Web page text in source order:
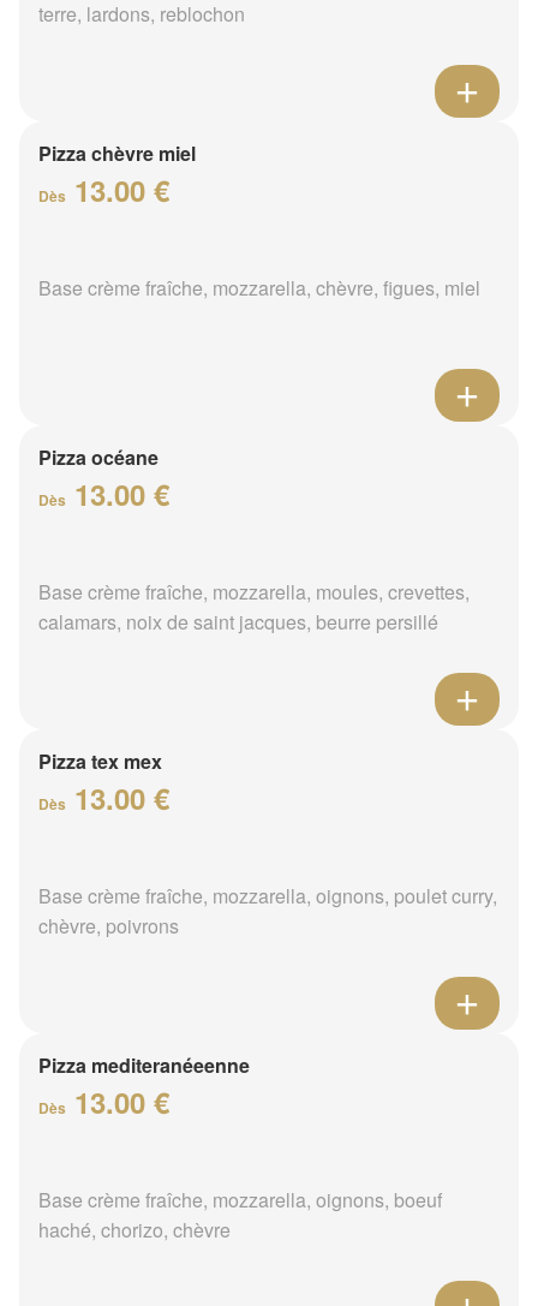
terre, lardons, reblochon
Pizza chèvre miel
Dès 13.00 €
Base crème fraîche, mozzarella, chèvre, figues, miel
Pizza océane
Dès 13.00 €
Base crème fraîche, mozzarella, moules, crevettes,
calamars, noix de saint jacques, beurre persillé
Pizza tex mex
Dès 13.00 €
Base crème fraîche, mozzarella, oignons, poulet curry,
chèvre, poivrons
Pizza mediteranéeenne
Dès 13.00 €
Base crème fraîche, mozzarella, oignons, boeuf
haché, chorizo, chèvre